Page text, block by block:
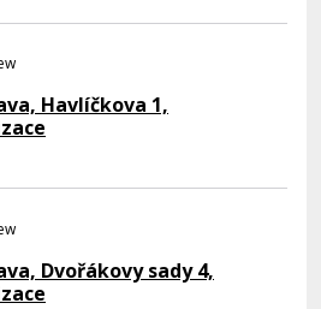
Havlíčkova 1,
Dvořákovy sady 4,